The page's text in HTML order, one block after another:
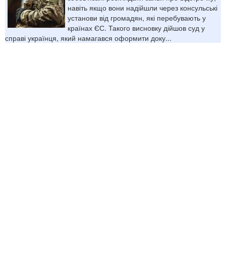
навіть якщо вони надійшли через консульські
установи від громадян, які перебувають у
країнах ЄС. Такого висновку дійшов суд у
справі українця, який намагався оформити доку...